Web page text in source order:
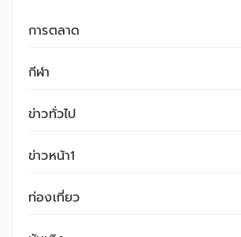
การตลาด
กีฬา
ข่าวทั่วไป
ข่าวหน้า1
ท่องเที่ยว